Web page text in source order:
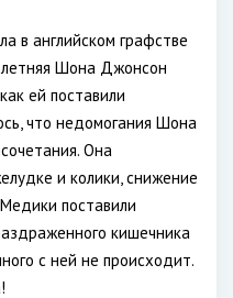
в английском графстве
летняя Шона Джонсон
ей поставили
что недомогания Шона
Она
и колики, снижение
поставили
кишечника
с ней не происходит.